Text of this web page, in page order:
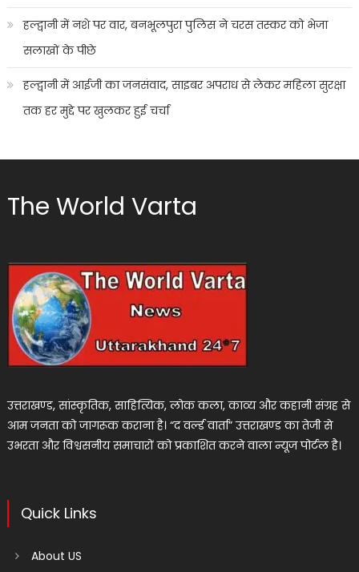
हल्द्वानी में नशे पर वार, बनभूलपुरा पुलिस ने चरस तस्कर को भेजा
सलाखों के पीछे
हल्द्वानी में आईजी का जनसंवाद, साइबर अपराध से लेकर महिला सुरक्षा
तक हर मुद्दे पर खुलकर हुई चर्चा
The World Varta
उत्तराखण्ड, सांस्कृतिक, साहित्यिक, लोक कला, काव्य और कहानी संग्रह से
आम जनता को जागरूक कराना है। “द वर्ल्ड वार्ता” उत्तराखण्ड का तेजी से
उभरता और विश्वसनीय समाचारों को प्रकाशित करने वाला न्यूज पोर्टल है।
Quick Links
About US